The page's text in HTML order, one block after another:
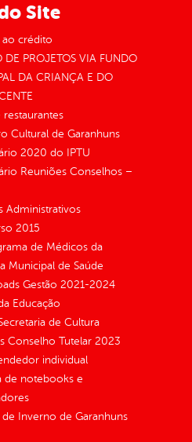
Site
ao crédito
DE PROJETOS VIA FUNDO
DA CRIANÇA E DO
restaurantes
Cultural de Garanhuns
2020 do IPTU
Reuniões Conselhos –
Administrativos
2015
de Médicos da
Municipal de Saúde
Gestão 2021-2024
Educação
de Cultura
Conselho Tutelar 2023
individual
de notebooks e
de Inverno de Garanhuns